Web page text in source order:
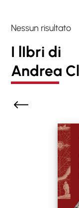
Nessun risultato
I lIbri di
Andrea